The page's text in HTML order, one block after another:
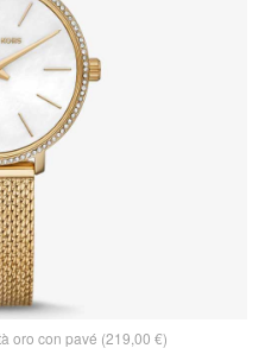
oro con pavé (219,00 €)